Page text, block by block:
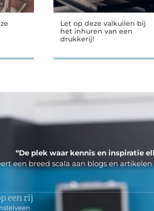
Let op deze valkuilen bij
het inhuren van een
drukkerij!
“De plek waar kennis en inspiratie
een breed scala aan blogs en
een rij